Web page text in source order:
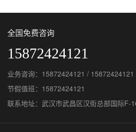
全国免费咨询
15872424121
业务咨询：15872424121 / 15872424121
节假值班：15872424121
联系地址：武汉市武昌区汉街总部国际F-